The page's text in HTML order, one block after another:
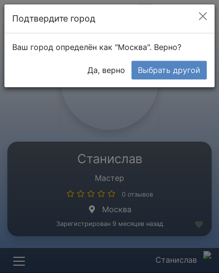
Станислав
Мастер
0 отзывов
Москва
Зарегистрирован 9 месяцев назад
Станислав
Подтвердите город
Ваш город определён как "Москва". Верно?
Да, верно Выбрать другой